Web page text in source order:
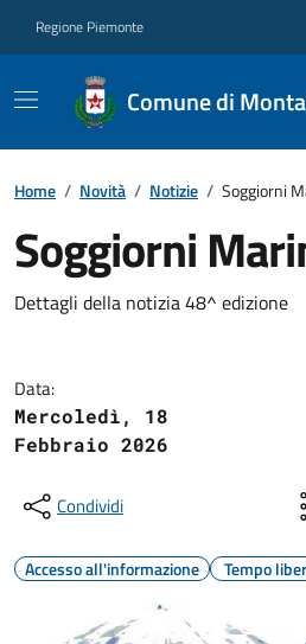
Regione Piemonte
Comune di
Home / Novità / Notizie / Soggiorni
Soggiorni
Dettagli della notizia 48^ edizione
Data:
Mercoledì, 18
Febbraio 2026
Condividi
Accesso all'informazione Tempo